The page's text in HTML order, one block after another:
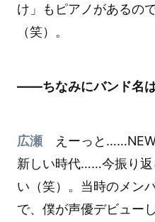
け」もピアノがあるの
（笑）。
――ちなみにバンド名
広瀬えーっと……NEW
新しい時代……今振り返
い（笑）。当時のメン
で、僕が声優デビュー